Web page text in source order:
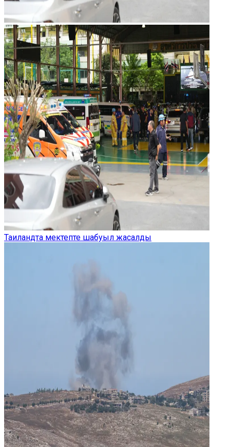
Таиландта мектепте шабуыл жасалды